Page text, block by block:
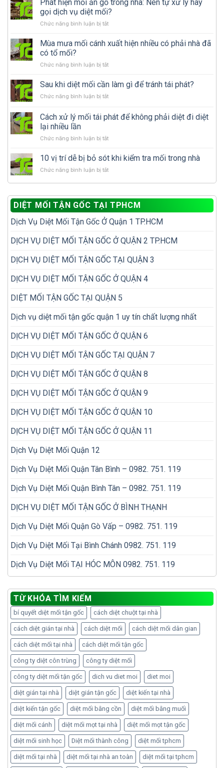
Phát hiện mối ăn gỗ trong nhà: Nên tự xử lý hay
gọi dịch vụ diệt mối?
Chức năng bình luận bị tắtở
hiện
mối
gỗ
nhà:
tự
lý
dịch
diệt
mối?
Mùa mưa mối cánh xuất hiện nhiều có phải nhà đã
có tổ mối?
Chức năng bình luận bị tắtở
mưa
cánh
hiện
phải
đã
mối?
Sau khi diệt mối cần làm gì để tránh tái phát?
Chức năng bình luận bị tắtở
khi
diệt
cần
gì
tránh
Cách xử lý mối tái phát để không phải diệt đi diệt
lại nhiều lần
Chức năng bình luận bị tắtở
xử
mối
để
không
phải
diệt
diệt
nhiều
10 vị trí dễ bị bỏ sót khi kiểm tra mối trong nhà
Chức năng bình luận bị tắtở
trí
dễ
bị
bỏ
khi
kiểm
mối
nhà
DIỆT MỐI TẬN GỐC TẠI TPHCM
Dịch Vụ Diệt Mối Tận Gốc Ở Quận 1 TP.HCM
DỊCH VỤ DIỆT MỐI TẬN GỐC Ở QUẬN 2 TP.HCM
DỊCH VỤ DIỆT MỐI TẬN GỐC TẠI QUẬN 3
DỊCH VỤ DIỆT MỐI TẬN GỐC Ở QUẬN 4
DIỆT MỐI TẬN GỐC TẠI QUẬN 5
Dịch vụ diệt mối tận gốc quận 1 uy tín chất lượng nhất
DỊCH VỤ DIỆT MỐI TẬN GỐC Ở QUẬN 6
DỊCH VỤ DIỆT MỐI TẬN GỐC TẠI QUẬN 7
DỊCH VỤ DIỆT MỐI TẬN GỐC Ở QUẬN 8
DỊCH VỤ DIỆT MỐI TẬN GỐC Ở QUẬN 9
DỊCH VỤ DIỆT MỐI TẬN GỐC Ở QUẬN 10
DỊCH VỤ DIỆT MỐI TẬN GỐC Ở QUẬN 11
Dịch Vụ Diệt Mối Quận 12
Dịch Vụ Diệt Mối Quận Tân Bình – 0982. 751. 119
Dịch Vụ Diệt Mối Quận Bình Tân – 0982. 751. 119
DỊCH VỤ DIỆT MỐI TẬN GỐC Ở BÌNH THẠNH
Dịch Vụ Diệt Mối Quận Gò Vấp – 0982. 751. 119
Dịch Vụ Diệt Mối Tại Bình Chánh 0982. 751. 119
Dịch Vụ Diệt Mối TẠI HÓC MÔN 0982. 751. 119
TỪ KHÓA TÌM KIẾM
bí quyết diệt mối tận gốc cách diệt chuột tại nhà
cách diệt gián tại nhà cách diệt mối cách diệt mối dân gian
cách diệt mối tại nhà cách diệt mối tận gốc
công ty diệt côn trùng công ty diệt mối
công ty diệt mối tận gốc dich vu diet moi diet moi
diệt gián tại nhà diệt gián tận gốc diệt kiến tại nhà
diệt kiến tận gốc diệt mối bằng cồn diệt mối bằng muối
diệt mối cánh diệt mối mọt tại nhà diệt mối mọt tận gốc
diệt mối sinh học Diệt mối thành công diệt mối tphcm
diệt mối tại nhà diệt mối tại nhà an toàn diệt mối tại tphcm